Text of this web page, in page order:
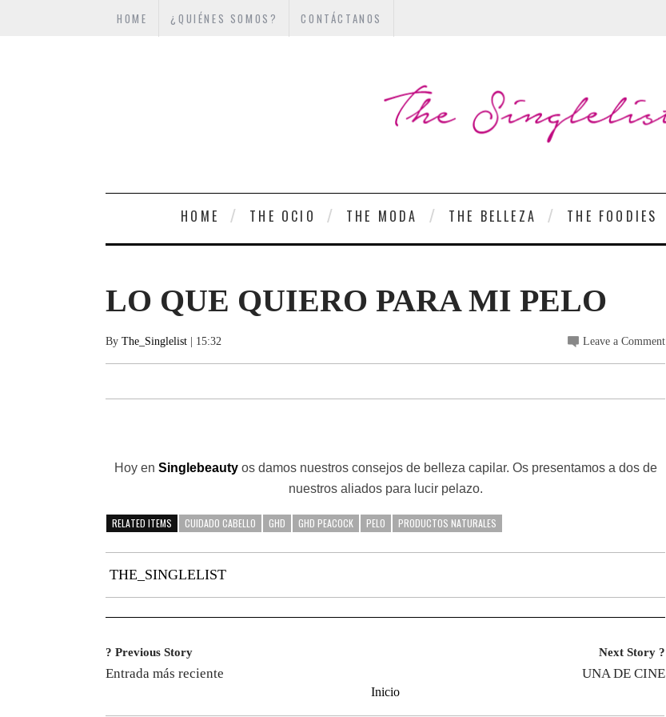
HOME ¿QUIÉNES SOMOS? CONTÁCTANOS
HOME THE OCIO THE MODA THE BELLEZA THE FOODIES
LO QUE QUIERO PARA MI PELO
By The_Singlelist | 15:32 Leave a Comment
Hoy en Singlebeauty os damos nuestros consejos de belleza capilar. Os presentamos a dos de
nuestros aliados para lucir pelazo.
RELATED ITEMS CUIDADO CABELLO GHD GHD PEACOCK PELO PRODUCTOS NATURALES
THE_SINGLELIST
? Previous Story
Entrada más reciente
Next Story ?
UNA DE CINE
Inicio